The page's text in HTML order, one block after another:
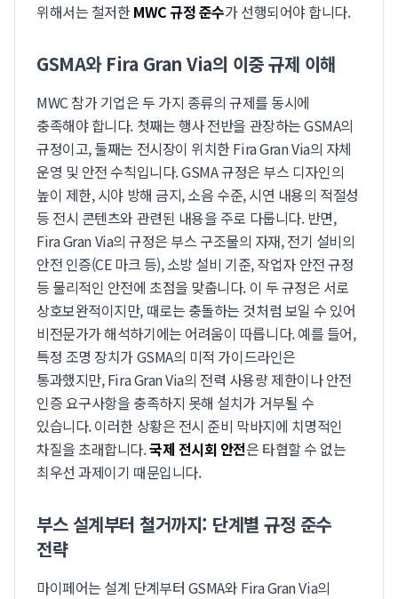
위해서는 철저한MWC 규정 준수가 선행되어야 합니다.
GSMA와 Fira Gran Via의 이중 규제 이해
MWC 참가 기업은 두 가지 종류의 규제를 동시에
충족해야 합니다. 첫째는 행사 전반을 관장하는 GSMA의
규정이고, 둘째는 전시장이 위치한 Fira Gran Via의 자체
운영 및 안전 수칙입니다. GSMA 규정은 부스 디자인의
높이 제한, 시야 방해 금지, 소음 수준, 시연 내용의 적절성
등 전시 콘텐츠와 관련된 내용을 주로 다룹니다. 반면,
Fira Gran Via의 규정은 부스 구조물의 자재, 전기 설비의
안전 인증(CE 마크 등), 소방 설비 기준, 작업자 안전 규정
등 물리적인 안전에 초점을 맞춥니다. 이 두 규정은 서로
상호보완적이지만, 때로는 충돌하는 것처럼 보일 수 있어
비전문가가 해석하기에는 어려움이 따릅니다. 예를 들어,
특정 조명 장치가 GSMA의 미적 가이드라인은
통과했지만, Fira Gran Via의 전력 사용량 제한이나 안전
인증 요구사항을 충족하지 못해 설치가 거부될 수
있습니다. 이러한 상황은 전시 준비 막바지에 치명적인
차질을 초래합니다.국제 전시회 안전은 타협할 수 없는
최우선 과제이기 때문입니다.
부스 설계부터 철거까지: 단계별 규정 준수
전략
마이페어는 설계 단계부터 GSMA와 Fira Gran Via의